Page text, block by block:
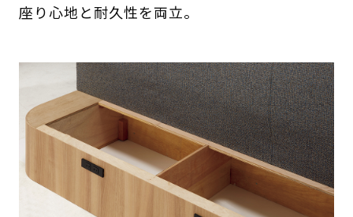
座り心地と耐久性を両立。